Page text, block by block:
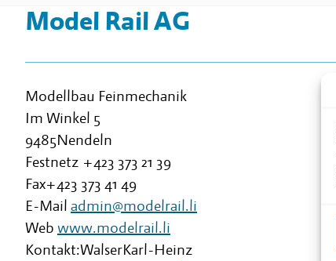
Model Rail AG
Modellbau Feinmechanik
Im Winkel 5
9485Nendeln
Festnetz +423 373 21 39
Fax+423 373 41 49
E-Mail admin@modelrail.li
Web www.modelrail.li
Kontakt:WalserKarl-Heinz